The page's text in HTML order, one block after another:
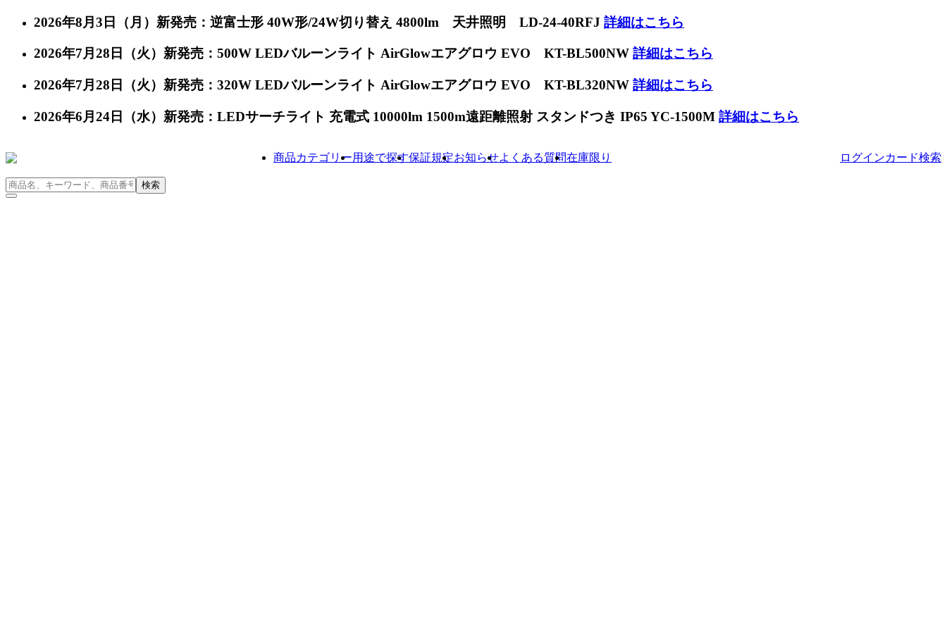
2026年8月3日（月）新発売：逆富士形 40W形/24W切り替え 4800lm 天井照明 LD-24-40RFJ 詳細はこちら
2026年7月28日（火）新発売：500W LEDバルーンライト AirGlowエアグロウ EVO KT-BL500NW 詳細はこちら
2026年7月28日（火）新発売：320W LEDバルーンライト AirGlowエアグロウ EVO KT-BL320NW 詳細はこちら
2026年6月24日（水）新発売：LEDサーチライト 充電式 10000lm 1500m遠距離照射 スタンドつき IP65 YC-1500M 詳細はこちら
商品カテゴリー用途で探す保証規定お知らせよくある質問在庫限り ログインカード検索